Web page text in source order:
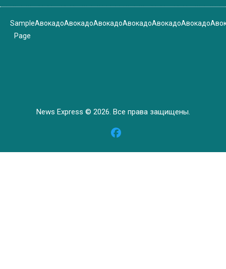
Sample
Page
АвокадоАвокадоАвокадоАвокадоАвокадоАвокадо
News Express © 2026. Все права защищены.